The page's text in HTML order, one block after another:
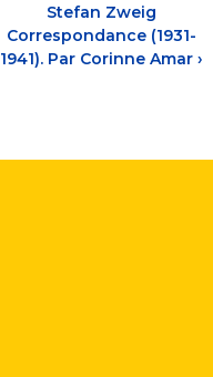
Stefan Zweig
Correspondance (1931-
1941). Par Corinne Amar ›